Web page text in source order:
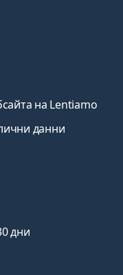
на Lentiamo
данни
дни